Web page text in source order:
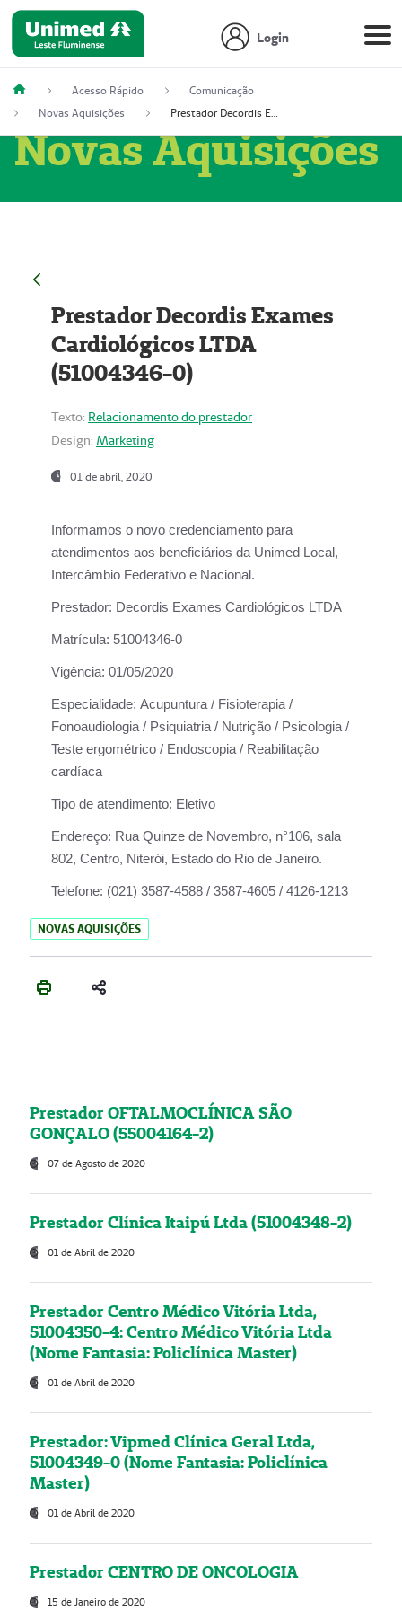
Login
Acesso Rápido
Comunicação
Novas Aquisições
Prestador Decordis Exames Cardiológicos LTDA (51004346-0)
Novas Aquisições
Prestador Decordis Exames
Cardiológicos LTDA
(51004346-0)
Texto: Relacionamento do prestador
Design: Marketing
01 de abril, 2020
Informamos o novo credenciamento para
atendimentos aos beneficiários da Unimed Local,
Intercâmbio Federativo e Nacional.
Prestador: Decordis Exames Cardiológicos LTDA
Matrícula: 51004346-0
Vigência: 01/05/2020
Especialidade: Acupuntura / Fisioterapia /
Fonoaudiologia / Psiquiatria / Nutrição / Psicologia /
Teste ergométrico / Endoscopia / Reabilitação
cardíaca
Tipo de atendimento: Eletivo
Endereço: Rua Quinze de Novembro, n°106, sala
802, Centro, Niterói, Estado do Rio de Janeiro.
Telefone: (021) 3587-4588 / 3587-4605 / 4126-1213
NOVAS AQUISIÇÕES
Prestador OFTALMOCLÍNICA SÃO
GONÇALO (55004164-2)
07 de Agosto de 2020
Prestador Clínica Itaipú Ltda (51004348-2)
01 de Abril de 2020
Prestador Centro Médico Vitória Ltda,
51004350-4: Centro Médico Vitória Ltda
(Nome Fantasia: Policlínica Master)
01 de Abril de 2020
Prestador: Vipmed Clínica Geral Ltda,
51004349-0 (Nome Fantasia: Policlínica
Master)
01 de Abril de 2020
Prestador CENTRO DE ONCOLOGIA
15 de Janeiro de 2020